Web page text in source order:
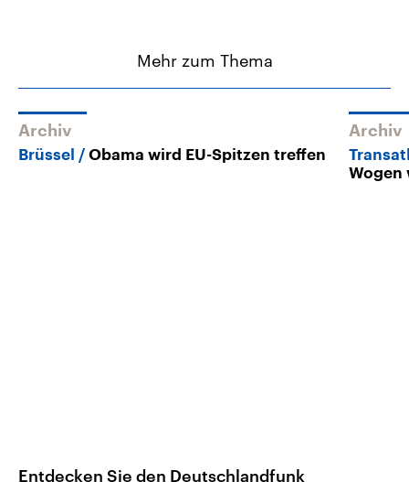
Mehr zum Thema
Archiv
Brüssel Obama wird EU-Spitzen treffen
Archiv
Wogen
Entdecken Sie den Deutschlandfunk